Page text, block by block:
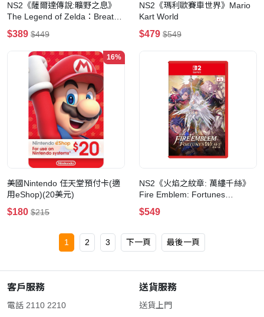
NS2《薩爾達傳說:曠野之息》
The Legend of Zelda：Breath
of the Wild
$389 $449
NS2《瑪利歐賽車世界》Mario
Kart World
$479 $549
16%
美國Nintendo 任天堂預付卡(適
用eShop)(20美元)
$180 $215
NS2《火焰之紋章: 萬縷千絲》
Fire Emblem: Fortunes
Weave(一般版)
$549
1 2 3 下一頁 最後一頁
客戶服務
電話 2110 2210
送貨服務
送貨上門